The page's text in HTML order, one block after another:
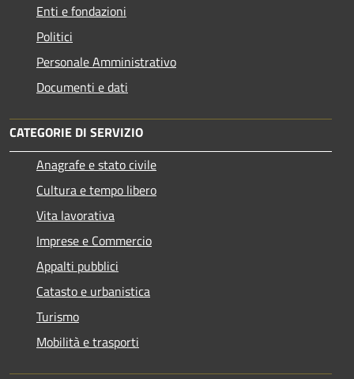
Enti e fondazioni
Politici
Personale Amministrativo
Documenti e dati
CATEGORIE DI SERVIZIO
Anagrafe e stato civile
Cultura e tempo libero
Vita lavorativa
Imprese e Commercio
Appalti pubblici
Catasto e urbanistica
Turismo
Mobilità e trasporti